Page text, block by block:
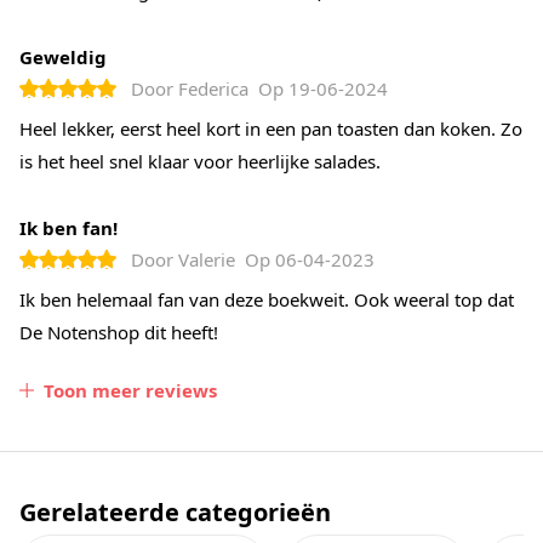
Geweldig
Door Federica Op 19-06-2024
Heel lekker, eerst heel kort in een pan toasten dan koken. Zo
is het heel snel klaar voor heerlijke salades.
Ik ben fan!
Door Valerie Op 06-04-2023
Ik ben helemaal fan van deze boekweit. Ook weeral top dat
De Notenshop dit heeft!
Toon meer reviews
Gerelateerde categorieën